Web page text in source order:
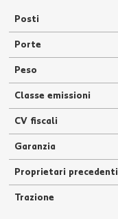
Posti
Porte
Peso
Classe emissioni
CV fiscali
Garanzia
Proprietari precedenti
Trazione